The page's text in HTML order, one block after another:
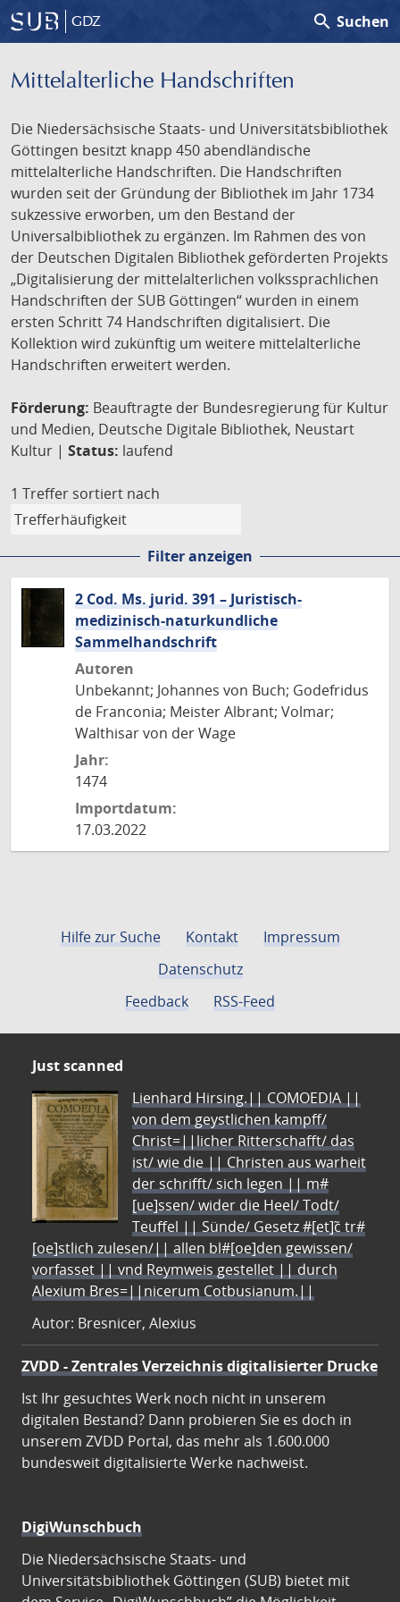
GDZ search Suchen
Mittelalterliche Handschriften
Die Niedersächsische Staats- und Universitätsbibliothek
Göttingen besitzt knapp 450 abendländische
mittelalterliche Handschriften. Die Handschriften
wurden seit der Gründung der Bibliothek im Jahr 1734
sukzessive erworben, um den Bestand der
Universalbibliothek zu ergänzen. Im Rahmen des von
der Deutschen Digitalen Bibliothek geförderten Projekts
„Digitalisierung der mittelalterlichen volkssprachlichen
Handschriften der SUB Göttingen“ wurden in einem
ersten Schritt 74 Handschriften digitalisiert. Die
Kollektion wird zukünftig um weitere mittelalterliche
Handschriften erweitert werden.
Förderung: Beauftragte der Bundesregierung für Kultur
und Medien, Deutsche Digitale Bibliothek, Neustart
Kultur | Status: laufend
1 Treffer sortiert nach
Filter anzeigen
2 Cod. Ms. jurid. 391 – Juristisch-
medizinisch-naturkundliche
Sammelhandschrift
Autoren
Unbekannt; Johannes von Buch; Godefridus
de Franconia; Meister Albrant; Volmar;
Walthisar von der Wage
Jahr:
1474
Importdatum:
17.03.2022
Hilfe zur Suche Kontakt
Impressum
Datenschutz
Feedback
RSS-Feed
Just scanned
Lienhard Hirsing.|| COMOEDIA ||
von dem geystlichen kampff/
Christ=||licher Ritterschafft/ das
ist/ wie die || Christen aus warheit
der schrifft/ sich legen || m#
[ue]ssen/ wider die Heel/ Todt/
Teuffel || Sünde/ Gesetz #[et]c̃ tr#
[oe]stlich zulesen/|| allen bl#[oe]den gewissen/
vorfasset || vnd Reymweis gestellet || durch
Alexium Bres=||nicerum Cotbusianum.||
Autor: Bresnicer, Alexius
ZVDD - Zentrales Verzeichnis digitalisierter Drucke
Ist Ihr gesuchtes Werk noch nicht in unserem
digitalen Bestand? Dann probieren Sie es doch in
unserem ZVDD Portal, das mehr als 1.600.000
bundesweit digitalisierte Werke nachweist.
DigiWunschbuch
Die Niedersächsische Staats- und
Universitätsbibliothek Göttingen (SUB) bietet mit